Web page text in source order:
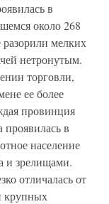
в
около 268
мелких
нетронутым.
торговли,
ее более
провинция
проявилась в
население
и зрелищами.
отличалась от
крупных